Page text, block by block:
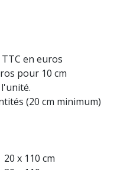
en euros
pour 10 cm
(20 cm minimum)
x 110 cm